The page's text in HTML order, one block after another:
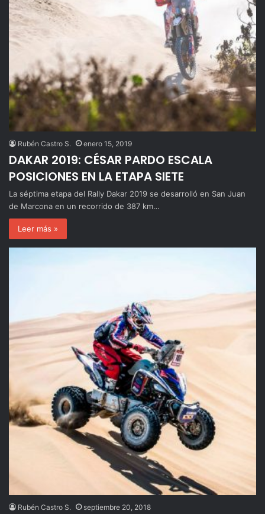
Rubén Castro S. enero 15, 2019
DAKAR 2019: CÉSAR PARDO ESCALA
POSICIONES EN LA ETAPA SIETE
La séptima etapa del Rally Dakar 2019 se desarrolló en San Juan
de Marcona en un recorrido de 387 km…
Leer más »
Rubén Castro S. septiembre 20, 2018